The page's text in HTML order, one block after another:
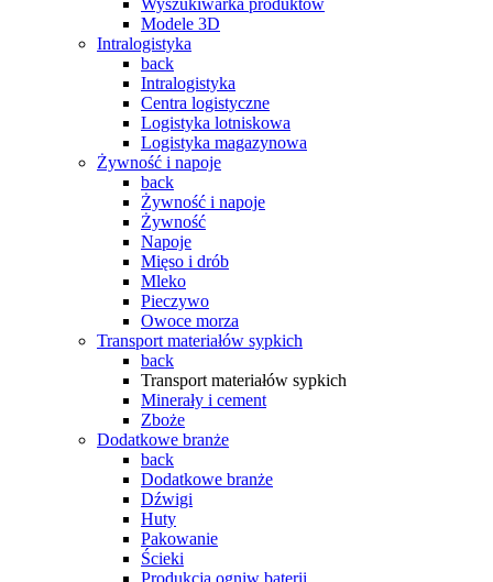
Wyszukiwarka produktów
Modele 3D
Intralogistyka
back
Intralogistyka
Centra logistyczne
Logistyka lotniskowa
Logistyka magazynowa
Żywność i napoje
back
Żywność i napoje
Żywność
Napoje
Mięso i drób
Mleko
Pieczywo
Owoce morza
Transport materiałów sypkich
back
Transport materiałów sypkich
Minerały i cement
Zboże
Dodatkowe branże
back
Dodatkowe branże
Dźwigi
Huty
Pakowanie
Ścieki
Produkcja ogniw baterii